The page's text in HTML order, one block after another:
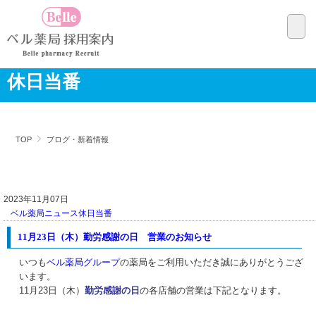
休日当番
TOP ブログ・新着情報
2023年11月07日
ベル薬局ニュース休日当番
11月23日（木）勤労感謝の日 営業のお知らせ
いつもベル薬局グループの薬局をご利用いただき誠にありがとうござ
います。
11月23日（木）勤労感謝の日の各店舗の営業は下記となります。